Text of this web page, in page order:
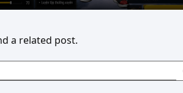
a related post.